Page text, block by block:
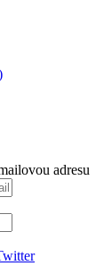
adresu